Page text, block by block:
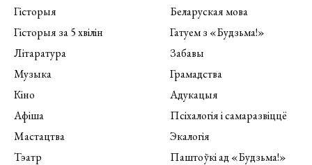
Гісторыя
Гісторыя за 5 хвілін
Літаратура
Музыка
Кіно
Афіша
Мастацтва
Тэатр
Беларуская мова
Гатуем з «Будзьма!»
Забавы
Грамадства
Адукацыя
Псіхалогія і самаразвіццё
Экалогія
Паштоўкі ад «Будзьма!»